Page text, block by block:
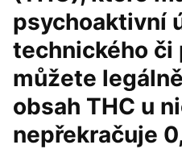
psychoaktivní
technického či
můžete
obsah THC u
nepřekračuje